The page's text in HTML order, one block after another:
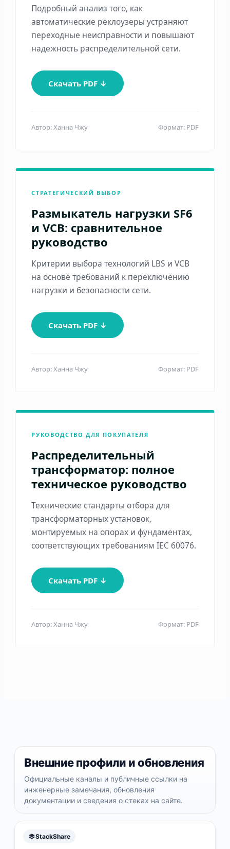
Подробный анализ того, как
автоматические реклоузеры устраняют
переходные неисправности и повышают
надежность распределительной сети.
Скачать PDF ↓
Автор: Ханна Чжу Формат: PDF
СТРАТЕГИЧЕСКИЙ ВЫБОР
Размыкатель нагрузки SF6
и VCB: сравнительное
руководство
Критерии выбора технологий LBS и VCB
на основе требований к переключению
нагрузки и безопасности сети.
Скачать PDF ↓
Автор: Ханна Чжу Формат: PDF
РУКОВОДСТВО ДЛЯ ПОКУПАТЕЛЯ
Распределительный
трансформатор: полное
техническое руководство
Технические стандарты отбора для
трансформаторных установок,
монтируемых на опорах и фундаментах,
соответствующих требованиям IEC 60076.
Скачать PDF ↓
Автор: Ханна Чжу Формат: PDF
Внешние профили и обновления
Официальные каналы и публичные ссылки на
инженерные замечания, обновления
документации и сведения о стеках на сайте.
StackShare